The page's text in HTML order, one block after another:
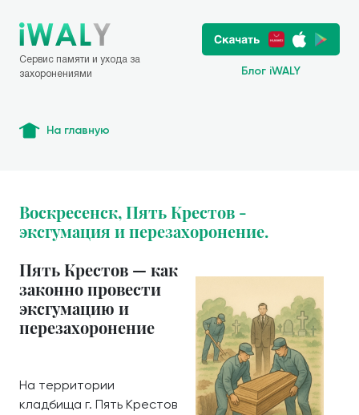
Сервис памяти и ухода за
захоронениями
Блог iWALY
На главную
Воскресенск, Пять Крестов -
эксгумация и перезахоронение.
Пять Крестов — как
законно провести
эксгумацию и
перезахоронение
На территории
кладбища г. Пять Крестов